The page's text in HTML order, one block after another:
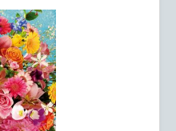
-Inspectoratul Școlar